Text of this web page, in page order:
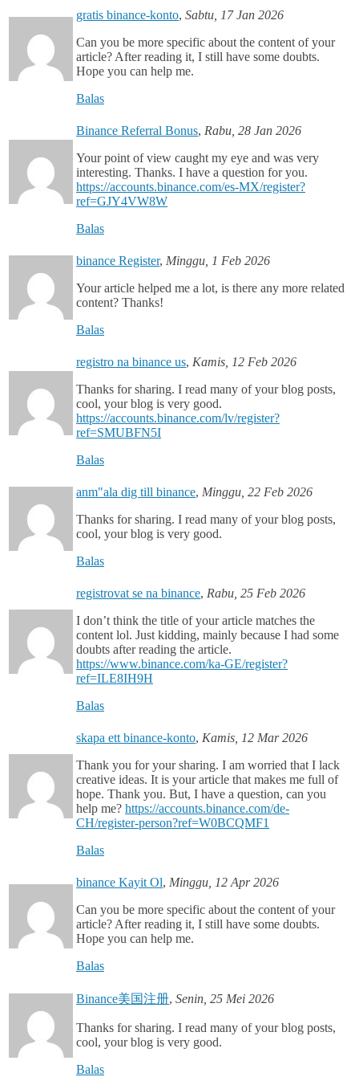
gratis binance-konto, Sabtu, 17 Jan 2026
Can you be more specific about the content of your
article? After reading it, I still have some doubts.
Hope you can help me.
Balas
Binance Referral Bonus, Rabu, 28 Jan 2026
Your point of view caught my eye and was very
interesting. Thanks. I have a question for you.
https://accounts.binance.com/es-MX/register?
ref=GJY4VW8W
Balas
binance Register, Minggu, 1 Feb 2026
Your article helped me a lot, is there any more related
content? Thanks!
Balas
registro na binance us, Kamis, 12 Feb 2026
Thanks for sharing. I read many of your blog posts,
cool, your blog is very good.
https://accounts.binance.com/lv/register?
ref=SMUBFN5I
Balas
anm"ala dig till binance, Minggu, 22 Feb 2026
Thanks for sharing. I read many of your blog posts,
cool, your blog is very good.
Balas
registrovat se na binance, Rabu, 25 Feb 2026
I don’t think the title of your article matches the
content lol. Just kidding, mainly because I had some
doubts after reading the article.
https://www.binance.com/ka-GE/register?
ref=ILE8IH9H
Balas
skapa ett binance-konto, Kamis, 12 Mar 2026
Thank you for your sharing. I am worried that I lack
creative ideas. It is your article that makes me full of
hope. Thank you. But, I have a question, can you
help me? https://accounts.binance.com/de-
CH/register-person?ref=W0BCQMF1
Balas
binance Kayit Ol, Minggu, 12 Apr 2026
Can you be more specific about the content of your
article? After reading it, I still have some doubts.
Hope you can help me.
Balas
Binance美国注册, Senin, 25 Mei 2026
Thanks for sharing. I read many of your blog posts,
cool, your blog is very good.
Balas